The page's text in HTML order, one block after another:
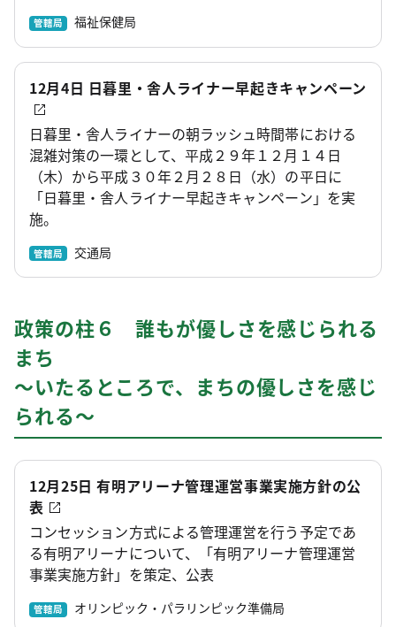
管轄局 福祉保健局
12月4日 日暮里・舎人ライナー早起きキャンペーン
日暮里・舎人ライナーの朝ラッシュ時間帯における
混雑対策の一環として、平成２９年１２月１４日
（木）から平成３０年２月２８日（水）の平日に
「日暮里・舎人ライナー早起きキャンペーン」を実
施。
管轄局 交通局
政策の柱６ 誰もが優しさを感じられる
まち
～いたるところで、まちの優しさを感じ
られる～
12月25日 有明アリーナ管理運営事業実施方針の公
表
コンセッション方式による管理運営を行う予定であ
る有明アリーナについて、「有明アリーナ管理運営
事業実施方針」を策定、公表
管轄局 オリンピック・パラリンピック準備局